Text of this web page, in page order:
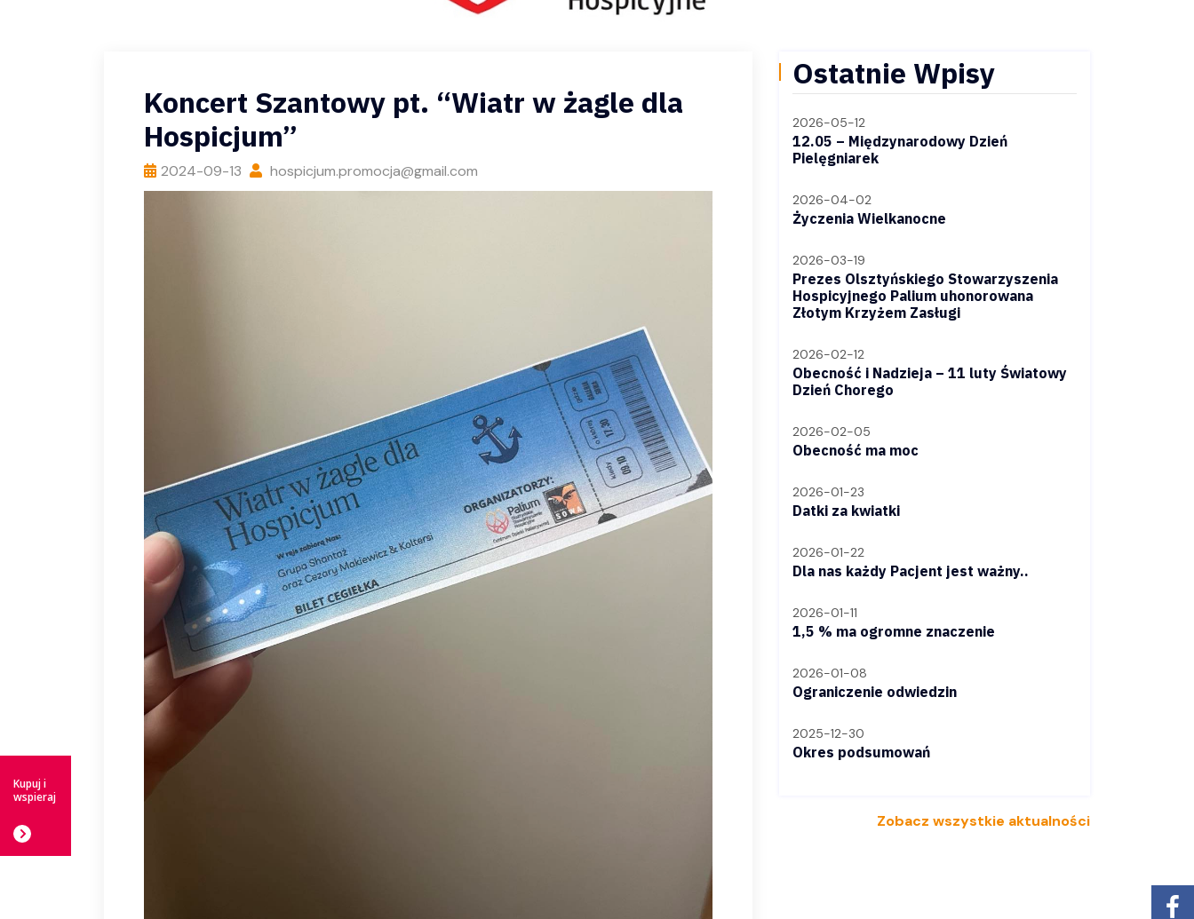
Koncert Szantowy pt. “Wiatr w żagle dla
Hospicjum”
2024-09-13 hospicjum.promocja@gmail.com
Ostatnie Wpisy
2026-05-12
12.05 – Międzynarodowy Dzień
Pielęgniarek
2026-04-02
Życzenia Wielkanocne
2026-03-19
Prezes Olsztyńskiego Stowarzyszenia
Hospicyjnego Palium uhonorowana
Złotym Krzyżem Zasługi
2026-02-12
Obecność i Nadzieja – 11 luty Światowy
Dzień Chorego
2026-02-05
Obecność ma moc
2026-01-23
Datki za kwiatki
2026-01-22
Dla nas każdy Pacjent jest ważny..
2026-01-11
1,5 % ma ogromne znaczenie
2026-01-08
Ograniczenie odwiedzin
2025-12-30
Okres podsumowań
Zobacz wszystkie aktualności
Kupuj i
wspieraj